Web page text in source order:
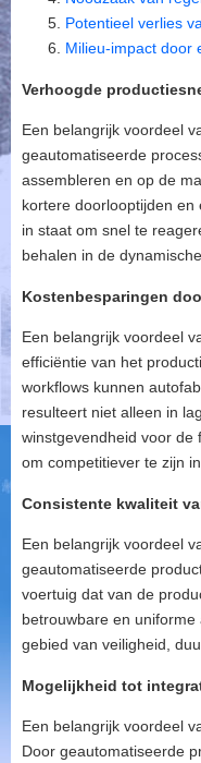
Potentieel verlies
Milieu-impact door
Verhoogde
Een belangrijk voordeel
geautomatiseerde
assembleren en op de
kortere doorlooptijden
in staat om snel te
behalen in de
Kostenbesparingen
Een belangrijk voordeel
efficiëntie van het
workflows kunnen
resulteert niet alleen in
winstgevendheid voor de
om competitiever te zijn
Consistente kwaliteit
Een belangrijk voordeel
geautomatiseerde
voertuig dat van de
betrouwbare en
gebied van veiligheid,
Mogelijkheid tot
Een belangrijk voordeel
Door geautomatiseerde